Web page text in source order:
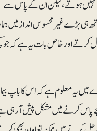
نہیں ہوتے، لیکن ان کے پاس سے
ہی بڑے غیرمحسوس انداز میں
اور خاص بات یہ ہے کہ جو
یہ معلوم ہے کہ اس کا باپ
کرنے میں مشکل پیش آرہی ہے،